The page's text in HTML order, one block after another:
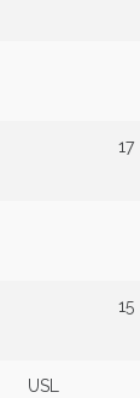
17
15
USL